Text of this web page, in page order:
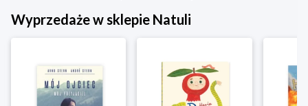
Wyprzedaże w sklepie Natuli